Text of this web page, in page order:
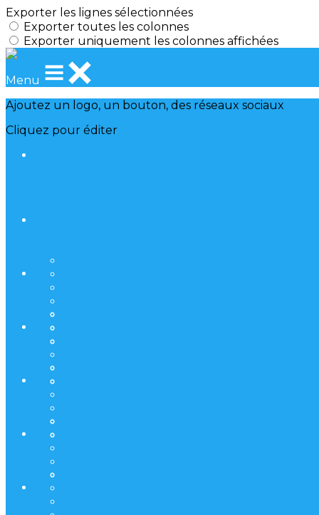
Exporter les lignes sélectionnées
Exporter toutes les colonnes
Exporter uniquement les colonnes affichées
Menu
Ajoutez un logo, un bouton, des réseaux sociaux
Cliquez pour éditer